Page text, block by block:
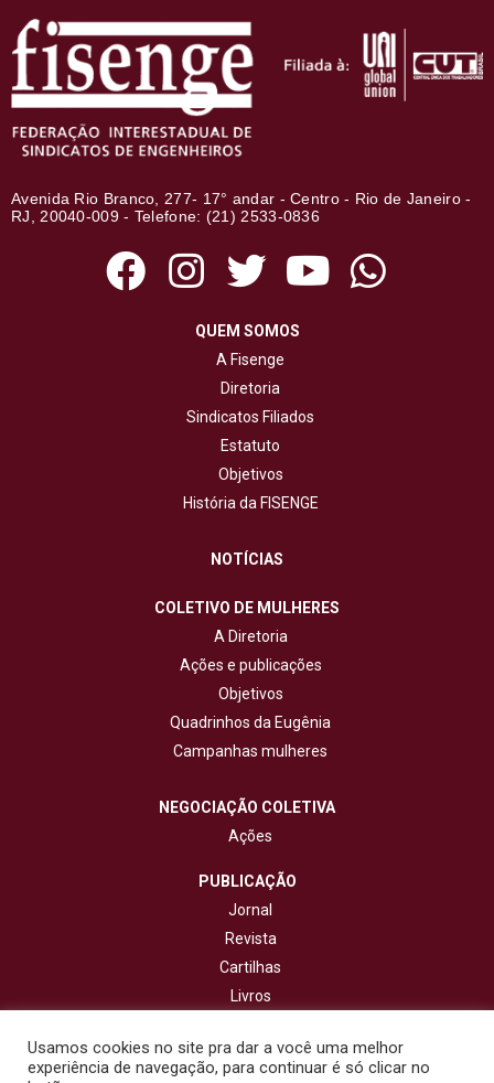
Avenida Rio Branco, 277- 17° andar - Centro - Rio de Janeiro -
RJ, 20040-009 - Telefone: (21) 2533-0836
QUEM SOMOS
A Fisenge
Diretoria
Sindicatos Filiados
Estatuto
Objetivos
História da FISENGE
NOTÍCIAS
COLETIVO DE MULHERES
A Diretoria
Ações e publicações
Objetivos
Quadrinhos da Eugênia
Campanhas mulheres
NEGOCIAÇÃO COLETIVA
Ações
PUBLICAÇÃO
Jornal
Revista
Cartilhas
Livros
Usamos cookies no site pra dar a você uma melhor
experiência de navegação, para continuar é só clicar no